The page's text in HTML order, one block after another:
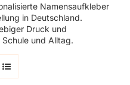
Namensaufkleber
in Deutschland.
Druck und
und Alltag.